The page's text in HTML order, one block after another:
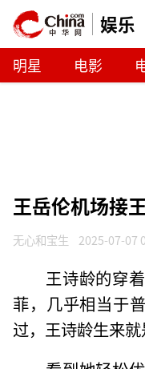
娱乐
明星 电影
王岳伦机场接
无心和宝生 2025-07-07
王诗龄的穿
菲，几乎相当于
过，王诗龄生来就